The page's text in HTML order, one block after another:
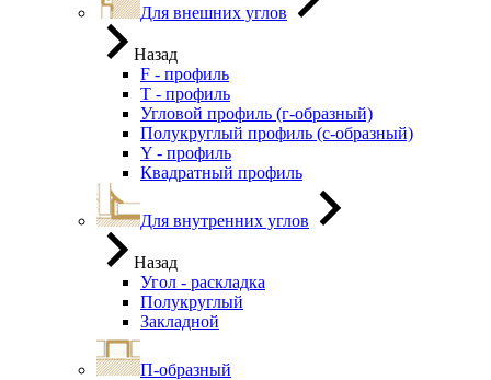
Для внешних углов
Назад
F - профиль
Т - профиль
Угловой профиль (г-образный)
Полукруглый профиль (с-образный)
Y - профиль
Квадратный профиль
Для внутренних углов
Назад
Угол - раскладка
Полукруглый
Закладной
П-образный